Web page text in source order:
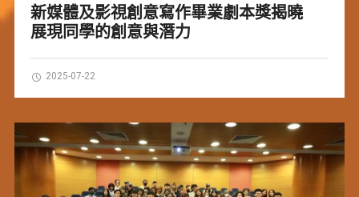
新媒體及影視創意寫作畢業劇本獎揭曉
展現同學的創意與潛力
2025-07-22